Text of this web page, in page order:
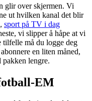
glir over skjermen. Vi
ut hvilken kanal det blir
sport på TV i dag
vi slipper å håpe at vi
tilfelle må du logge deg
en liten måned,
lengre.
EM